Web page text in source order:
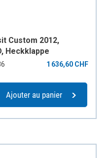
Custom 2012,
Heckklappe
1 636,60 CHF
Ajouter au panier